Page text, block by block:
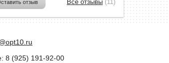
отзыв Все отзывы (11)
8 (925) 191-92-00